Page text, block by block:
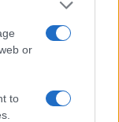
or
to
που ο παππούς της
Ο
διευθυντής της